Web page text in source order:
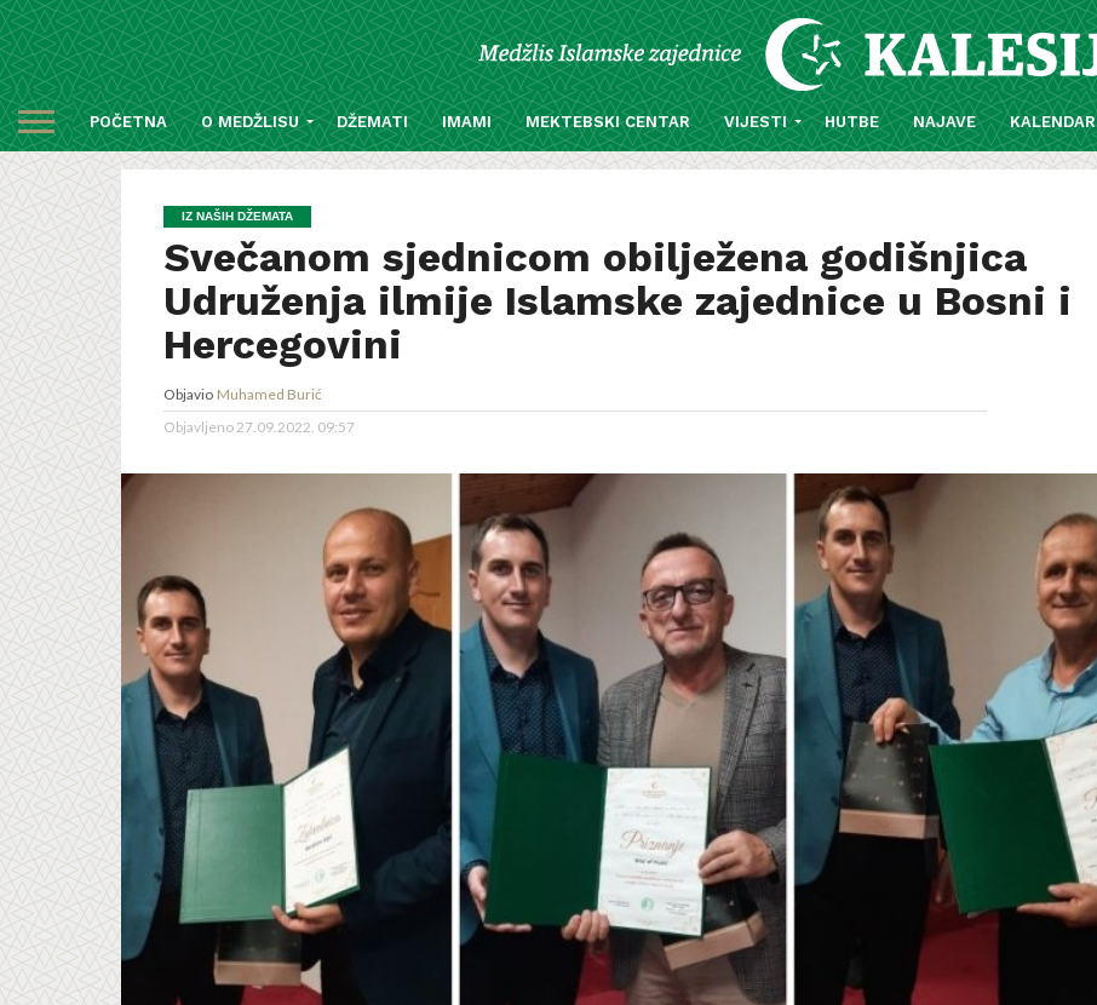
POČETNA O MEDŽLISU DŽEMATI IMAMI MEKTEBSKI CENTAR VIJESTI HUTBE NAJAVE KALENDAR
IZ NAŠIH DŽEMATA
Svečanom sjednicom obilježena godišnjica
Udruženja ilmije Islamske zajednice u Bosni i
Hercegovini
Objavio Muhamed Burić
Objavljeno27.09.2022. 09:57